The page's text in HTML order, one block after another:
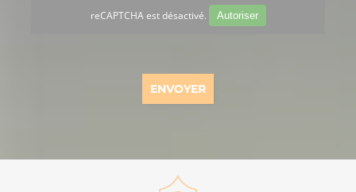
reCAPTCHA est désactivé. Autoriser